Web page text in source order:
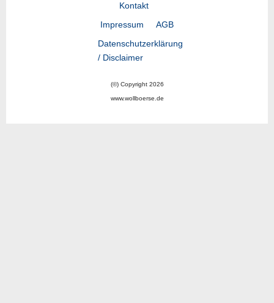
Kontakt
Impressum
AGB
Datenschutzerklärung
/ Disclaimer
(©) Copyright 2026
www.wollboerse.de